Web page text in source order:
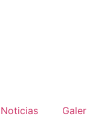
Noticias